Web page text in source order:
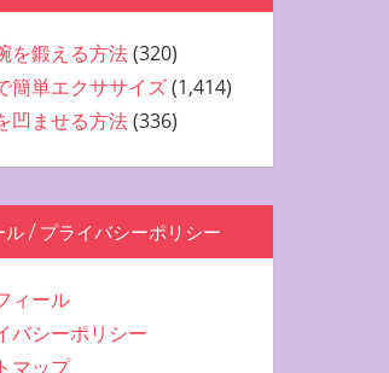
を鍛える方法(320)
簡単エクササイズ(1,414)
凹ませる方法(336)
ル / プライバシーポリシー
ィール
バシーポリシー
マップ